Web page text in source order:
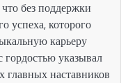
без поддержки
успеха, которого
карьеру
указывал
главных наставников